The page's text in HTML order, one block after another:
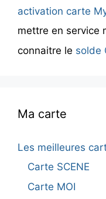
activation carte
mettre en service
connaitre le solde
Ma carte
Les meilleures
Carte SCENE
Carte MOI